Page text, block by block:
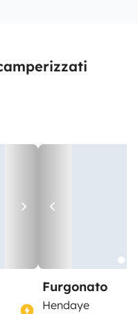
Furgonato
Hendaye